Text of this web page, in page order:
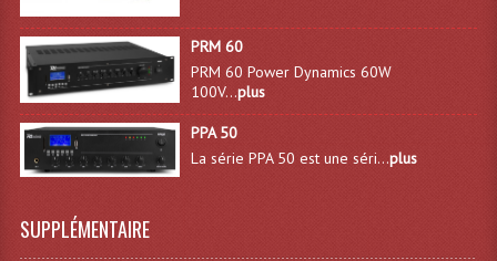
Déco Light
Effets LASERS
Laser Multi-Points
Lasers (Effets Volumetriques)
PRM 60
PRM 60 Power Dynamics 60W
100V...plus
PPA 50
La série PPA 50 est une séri...plus
SUPPLÉMENTAIRE